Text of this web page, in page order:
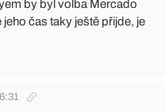
by byl volba Mercado
čas taky ještě přijde, je